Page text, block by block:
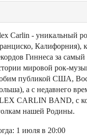
Carlin - уникальный
Калифорния),
Гиннеса за
мировой рок-
публикой США,
а с недавнего
CARLIN BAND, с
нашей Родины.
1 июля в 20:00